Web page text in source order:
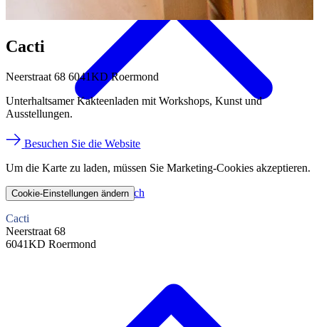
Planen Sie Ihren Besuch
Cacti
Neerstraat 68 6041KD Roermond
Unterhaltsamer Kakteenladen mit Workshops, Kunst und
Ausstellungen.
Besuchen Sie die Website
Um die Karte zu laden, müssen Sie Marketing-Cookies akzeptieren.
Cookie-Einstellungen ändern
Cacti
Neerstraat 68
6041KD Roermond